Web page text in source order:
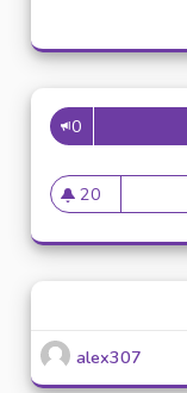
0
20
20 abonnés
alex307